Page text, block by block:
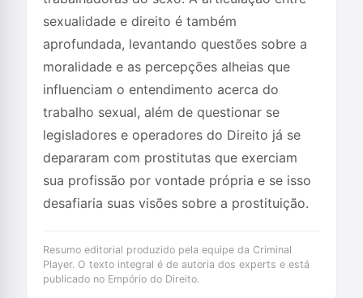
sexualidade e direito é também
aprofundada, levantando questões sobre a
moralidade e as percepções alheias que
influenciam o entendimento acerca do
trabalho sexual, além de questionar se
legisladores e operadores do Direito já se
depararam com prostitutas que exerciam
sua profissão por vontade própria e se isso
desafiaria suas visões sobre a prostituição.
Resumo editorial produzido pela equipe da Criminal
Player. O texto integral é de autoria dos experts e está
publicado no Empório do Direito.